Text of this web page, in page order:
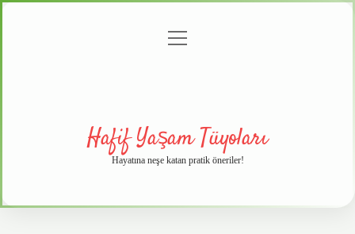
menüyü
Hafif Yaşam Tüyoları
Hayatına neşe katan pratik öneriler!